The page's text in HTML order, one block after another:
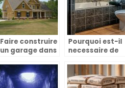
Faire construire
un garage dans
Pourquoi est-il
necessaire de